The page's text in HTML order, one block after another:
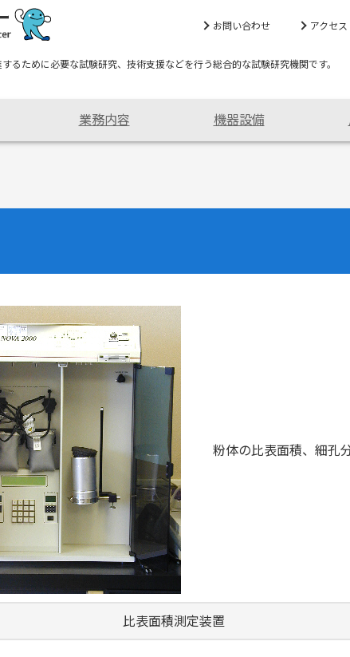
お問い合わせ アクセス
るために必要な試験研究、技術支援などを行う総合的な試験研究機関です。
業務内容 機器設備
粉体の比表面積、細孔
比表面積測定装置